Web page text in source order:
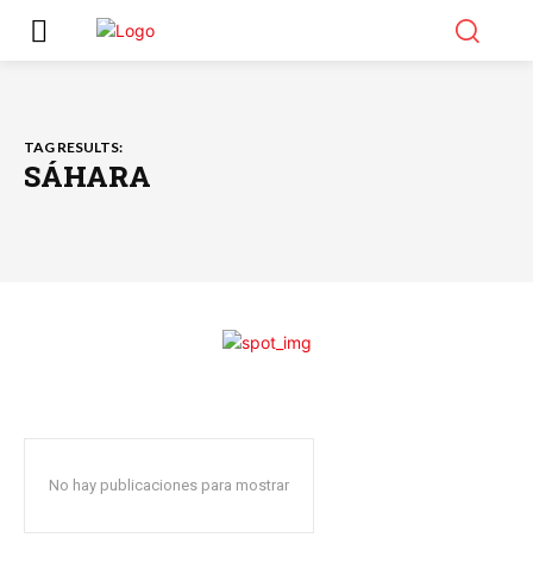
TAG RESULTS:
SÁHARA
No hay publicaciones para mostrar